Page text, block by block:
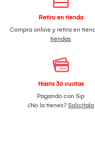
Retiro en tienda
Compra online y retira en
tiendas
Hasta 36 cuotas
Pagando con Sip
¿No la tienes? Solicítala